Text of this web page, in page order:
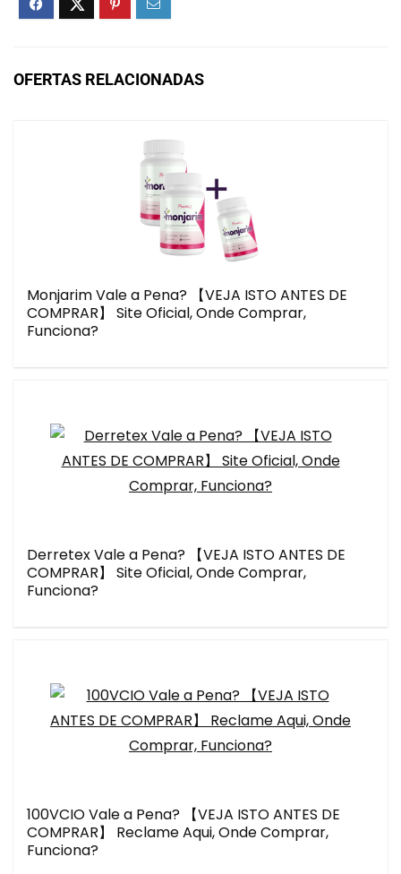
OFERTAS RELACIONADAS
Monjarim Vale a Pena? 【VEJA ISTO ANTES DE
COMPRAR】 Site Oficial, Onde Comprar,
Funciona?
Derretex Vale a Pena? 【VEJA ISTO ANTES DE
COMPRAR】 Site Oficial, Onde Comprar,
Funciona?
100VCIO Vale a Pena? 【VEJA ISTO ANTES DE
COMPRAR】 Reclame Aqui, Onde Comprar,
Funciona?